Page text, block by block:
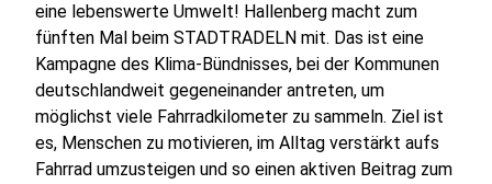
eine lebenswerte Umwelt! Hallenberg macht zum
fünften Mal beim STADTRADELN mit. Das ist eine
Kampagne des Klima-Bündnisses, bei der Kommunen
deutschlandweit gegeneinander antreten, um
möglichst viele Fahrradkilometer zu sammeln. Ziel ist
es, Menschen zu motivieren, im Alltag verstärkt aufs
Fahrrad umzusteigen und so einen aktiven Beitrag zum